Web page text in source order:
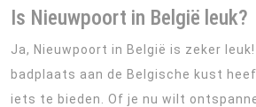
Is Nieuwpoort in België leuk?
Ja, Nieuwpoort in België is zeker
badplaats aan de Belgische kust
iets te bieden. Of je nu wilt